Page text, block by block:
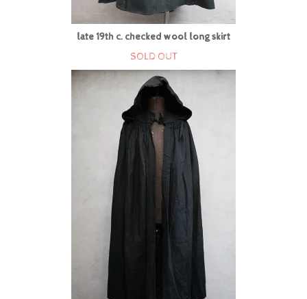
late 19th c. checked wool long skirt
SOLD OUT